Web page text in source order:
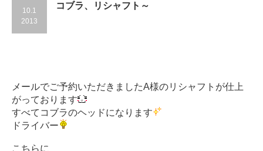
10.1
2013
コブラ、リシャフト～
メールでご予約いただきましたA様のリシャフトが仕上
がっております
すべてコブラのヘッドになります
ドライバー
こちらに